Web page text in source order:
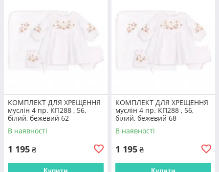
КОМПЛЕКТ ДЛЯ ХРЕЩЕННЯ
муслін 4 пр. КП288 , 56,
білий, бежевий 62
В наявності
1 195₴
КОМПЛЕКТ ДЛЯ ХРЕЩЕННЯ
муслін 4 пр. КП288 , 56,
білий, бежевий 68
В наявності
1 195₴